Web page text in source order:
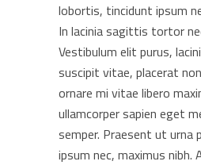
lobortis, tincidunt ipsum
In lacinia sagittis tortor
Vestibulum elit purus,
suscipit vitae, placerat
ornare mi vitae libero
ullamcorper sapien eget
semper. Praesent ut
ipsum nec, maximus nibh.